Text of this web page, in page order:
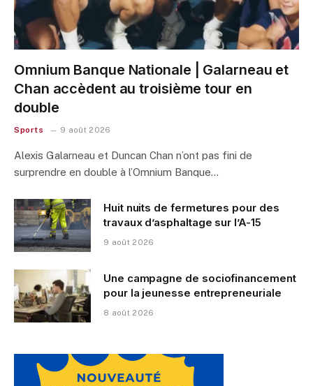
Omnium Banque Nationale | Galarneau et
Chan accèdent au troisième tour en
double
Sports 9 août 2026
Alexis Galarneau et Duncan Chan n’ont pas fini de
surprendre en double à l’Omnium Banque…
Huit nuits de fermetures pour des
travaux d’asphaltage sur l’A-15
9 août 2026
Une campagne de sociofinancement
pour la jeunesse entrepreneuriale
8 août 2026